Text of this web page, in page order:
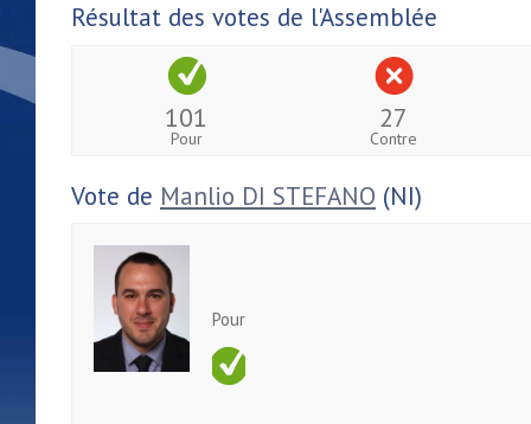
Résultat des votes de l'Assemblée
101
Pour
27
Contre
Vote de Manlio DI STEFANO (NI)
Pour